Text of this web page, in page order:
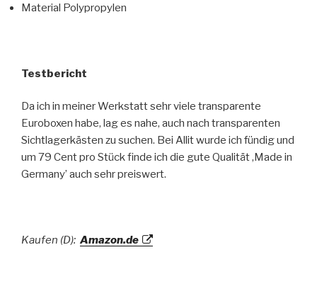
Material Polypropylen
Testbericht
Da ich in meiner Werkstatt sehr viele transparente
Euroboxen habe, lag es nahe, auch nach transparenten
Sichtlagerkästen zu suchen. Bei Allit wurde ich fündig und
um 79 Cent pro Stück finde ich die gute Qualität ‚Made in
Germany’ auch sehr preiswert.
Kaufen (D): Amazon.de